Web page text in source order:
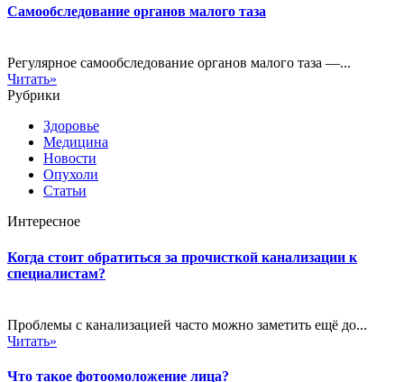
Самообследование органов малого таза
Регулярное самообследование органов малого таза —...
Читать»
Рубрики
Здоровье
Медицина
Новости
Опухоли
Статьи
Интересное
Когда стоит обратиться за прочисткой канализации к
специалистам?
Проблемы с канализацией часто можно заметить ещё до...
Читать»
Что такое фотоомоложение лица?